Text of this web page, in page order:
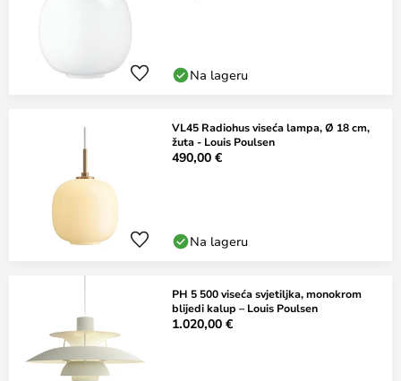
Na lageru
VL45 Radiohus viseća lampa, Ø 18 cm,
žuta - Louis Poulsen
490,00 €
Na lageru
PH 5 500 viseća svjetiljka, monokrom
blijedi kalup – Louis Poulsen
1.020,00 €